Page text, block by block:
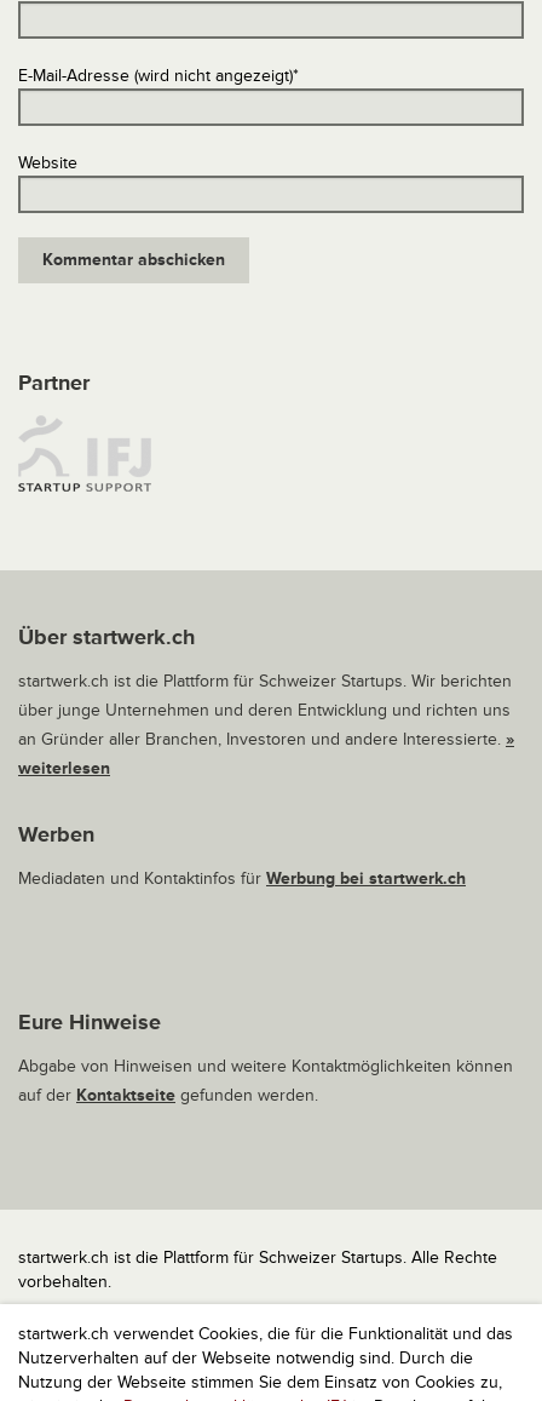
startwerk.ch verwendet Cookies, die für die Funktionalität und das
Nutzerverhalten auf der Webseite notwendig sind. Durch die
Nutzung der Webseite stimmen Sie dem Einsatz von Cookies zu,
E-Mail-Adresse (wird nicht angezeigt)*
Website
Partner
Über startwerk.ch
startwerk.ch ist die Plattform für Schweizer Startups. Wir berichten
über junge Unternehmen und deren Entwicklung und richten uns
an Gründer aller Branchen, Investoren und andere Interessierte. »
weiterlesen
Werben
Mediadaten und Kontaktinfos für Werbung bei startwerk.ch
Eure Hinweise
Abgabe von Hinweisen und weitere Kontaktmöglichkeiten können
auf der Kontaktseite gefunden werden.
startwerk.ch ist die Plattform für Schweizer Startups. Alle Rechte
vorbehalten.
Impressum
Kontakt
nach oben